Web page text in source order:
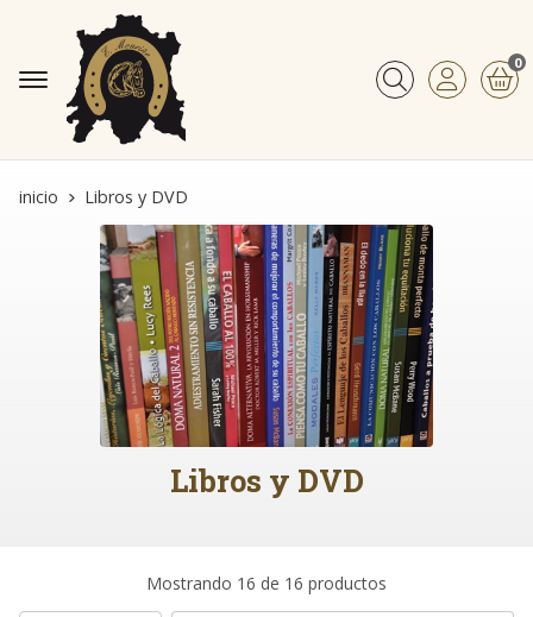
Buscar
0
inicio Libros y DVD
Libros y DVD
Mostrando 16 de 16 productos